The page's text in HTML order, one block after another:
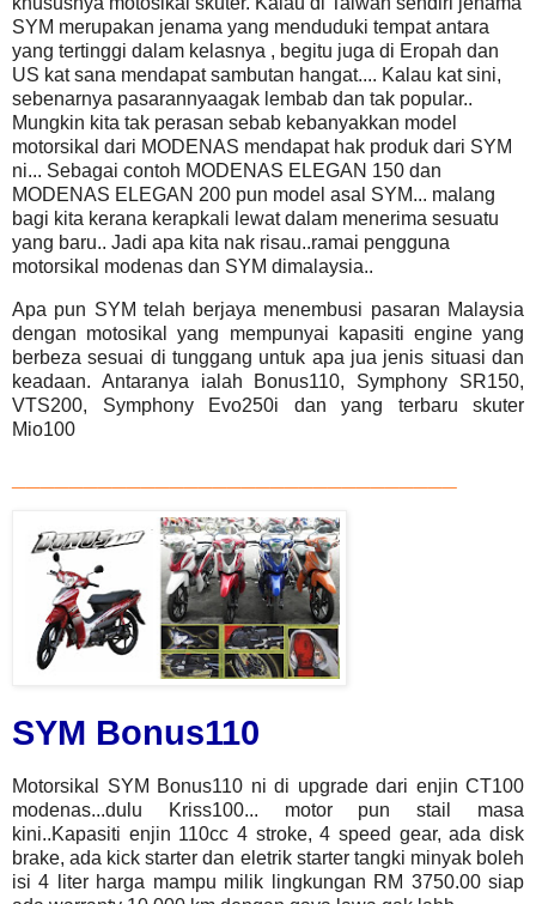
SYM merupakan jenama yang menduduki tempat antara
yang tertinggi dalam kelasnya , begitu juga di Eropah dan
US kat sana mendapat sambutan hangat.... Kalau kat sini,
sebenarnya pasarannyaagak lembab dan tak popular..
Mungkin kita tak perasan sebab kebanyakkan model
motorsikal dari MODENAS mendapat hak produk dari SYM
ni... Sebagai contoh MODENAS ELEGAN 150 dan
MODENAS ELEGAN 200 pun model asal SYM... malang
bagi kita kerana kerapkali lewat dalam menerima sesuatu
yang baru.. Jadi apa kita nak risau..ramai pengguna
motorsikal modenas dan SYM dimalaysia..
Apa pun SYM telah berjaya menembusi pasaran Malaysia
dengan motosikal yang mempunyai kapasiti engine yang
berbeza sesuai di tunggang untuk apa jua jenis situasi dan
keadaan. Antaranya ialah Bonus110, Symphony SR150,
VTS200, Symphony Evo250i dan yang terbaru skuter
Mio100
SYM Bonus110
Motorsikal SYM Bonus110 ni di upgrade dari enjin CT100
modenas...dulu Kriss100... motor pun stail masa
kini..Kapasiti enjin 110cc 4 stroke, 4 speed gear, ada disk
brake, ada kick starter dan eletrik starter tangki minyak boleh
isi 4 liter harga mampu milik lingkungan RM 3750.00 siap